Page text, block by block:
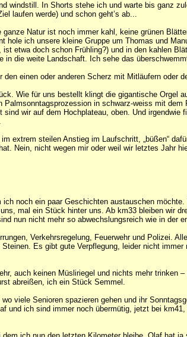
In Shorts stehe ich und warte bis ganz
laufen werde) und schon geht’s ab...
Natur ist noch immer kahl, keine grünen
ich unsere kleine Gruppe um Thomas und
etwa doch schon Frühling?) und in den kahlen
die weite Landschaft. Ich sehe das
einen oder anderen Scherz mit Mitläufern oder
Wie für uns bestellt klingt die gigantische Orgel
in schwarz-weiss mit
wir auf dem Hochplateau, oben. Und
extrem steilen Anstieg im Laufschritt, „büßen“
Nein, nicht wegen mir oder weil wir letztes Jahr
noch ein paar Geschichten austauschen
mal ein Stück hinter uns. Ab km33 bleiben wir
nun nicht mehr so abwechslungsreich wie in der
Verkehrsregelung, Feuerwehr und Polizei.
Es gibt gute Verpflegung, leider nicht
auch keinen Müsliriegel und nichts mehr trinken
abreißen, ich ein Stück Semmel.
viele Senioren spazieren gehen und ihr
ich sind immer noch übermütig, jetzt bei